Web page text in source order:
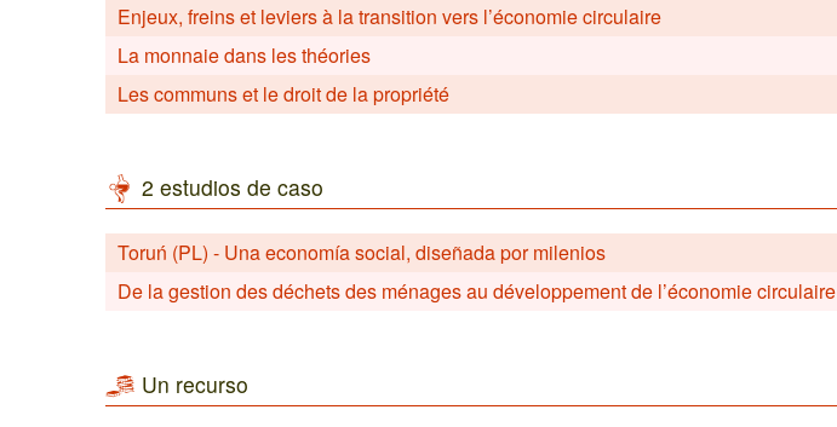
Enjeux, freins et leviers à la transition vers l’économie circulaire
La monnaie dans les théories
Les communs et le droit de la propriété
2 estudios de caso
Toruń (PL) - Una economía social, diseñada por milenios
De la gestion des déchets des ménages au développement de l’économie circulaire
Un recurso